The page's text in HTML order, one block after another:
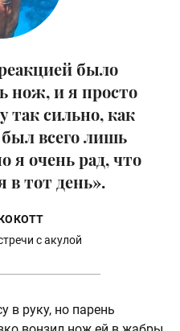
было
нож, и я просто
так сильно, как
всего лишь
я очень рад, что
в тот день».
с акулой
в руку, но парень